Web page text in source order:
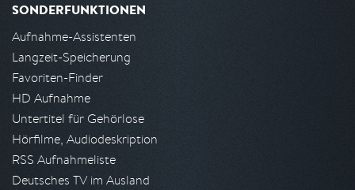
SONDERFUNKTIONEN
Aufnahme-Assistenten
Langzeit-Speicherung
Favoriten-Finder
HD Aufnahme
Untertitel für Gehörlose
Hörfilme, Audiodeskription
RSS Aufnahmeliste
Deutsches TV im Ausland